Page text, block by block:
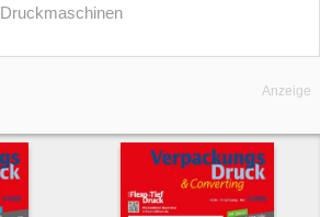
Druckmaschinen
Anzeige